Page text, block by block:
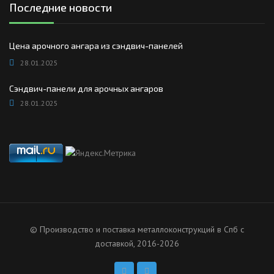
Последние новости
Цена арочного ангара из сэндвич-панелей
28.01.2025
Сэндвич-панели для арочных ангаров
28.01.2025
© Производство и поставка металлоконструкций в Спб с
доставкой, 2016-2026